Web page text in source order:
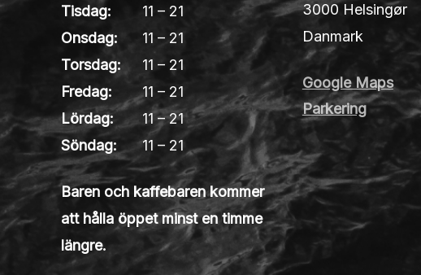
Tisdag:
11 – 21
Onsdag:
11 – 21
Torsdag:
11 – 21
Fredag:
11 – 21
Lördag:
11 – 21
Söndag:
11 – 21
Baren och kaffebaren kommer
att hålla öppet minst en timme
längre.
3000 Helsingør
Danmark
Google Maps
Parkering